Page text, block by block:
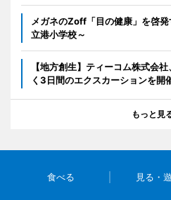
メガネのZoff「目の健康」を啓
立港小学校～
【地方創生】ティーコム株式会
く3日間のエクスカーションを開
もっと見
食べる 見る・